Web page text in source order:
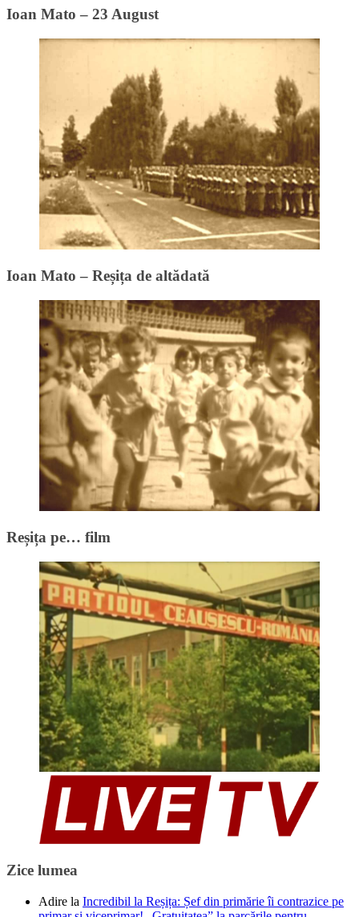
Ioan Mato – 23 August
Ioan Mato – Reșița de altădată
Reșița pe… film
Zice lumea
Adire la Incredibil la Reșița: Șef din primărie îi contrazice pe